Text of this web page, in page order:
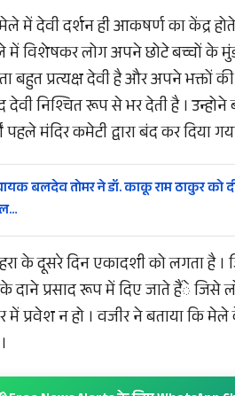
में देवी दर्शन ही आकषर्ण का केंद्र
में विशेषकर लोग अपने छोटे बच्चों के
बहुत प्रत्यक्ष देवी है और अपने भक्तों
देवी निश्चित रूप से भर देती है ।
मंदिर कमेटी द्वारा बंद कर दिया
बलदेव तोमर ने डॉ. काकू राम ठाकुर को
के दूसरे दिन एकादशी को लगता है
दाने प्रसाद रूप में दिए जाते हैंे
में प्रवेश न हो । वजीर ने बताया कि